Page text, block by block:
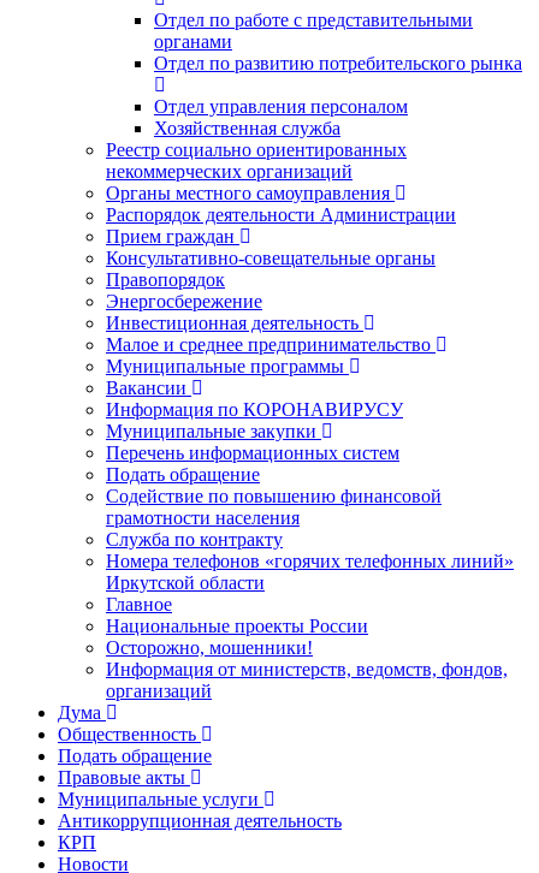
Отдел по работе с представительными
органами
Отдел по развитию потребительского рынка
Отдел управления персоналом
Хозяйственная служба
Реестр социально ориентированных
некоммерческих организаций
Органы местного самоуправления
Распорядок деятельности Администрации
Прием граждан
Консультативно-совещательные органы
Правопорядок
Энергосбережение
Инвестиционная деятельность
Малое и среднее предпринимательство
Муниципальные программы
Вакансии
Информация по КОРОНАВИРУСУ
Муниципальные закупки
Перечень информационных систем
Подать обращение
Содействие по повышению финансовой
грамотности населения
Служба по контракту
Номера телефонов «горячих телефонных линий»
Иркутской области
Главное
Национальные проекты России
Осторожно, мошенники!
Информация от министерств, ведомств, фондов,
организаций
Дума
Общественность
Подать обращение
Правовые акты
Муниципальные услуги
Антикоррупционная деятельность
КРП
Новости